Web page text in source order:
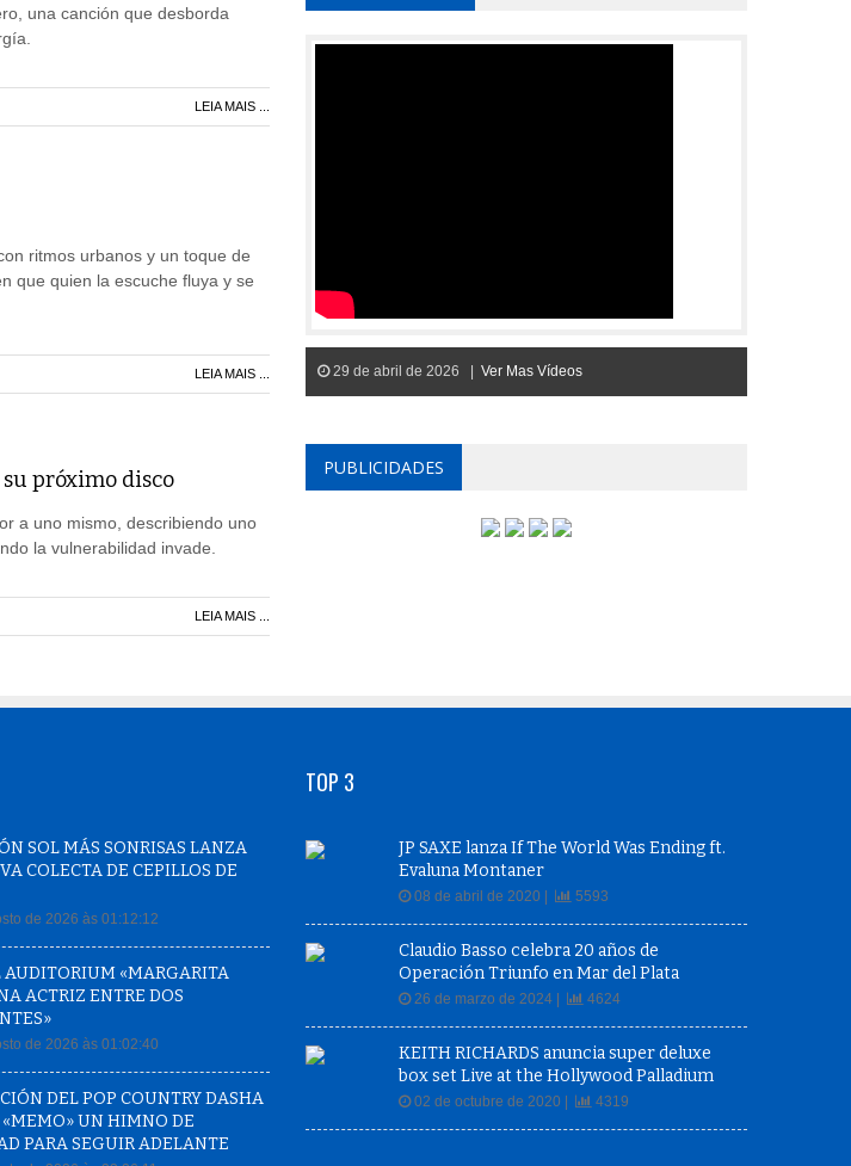
una canción que desborda
LEIA MAIS ...
ritmos urbanos y un toque de
que quien la escuche fluya y se
LEIA MAIS ...
próximo disco
a uno mismo, describiendo uno
la vulnerabilidad invade.
LEIA MAIS ...
29 de abril de 2026 | Ver Mas Vídeos
PUBLICIDADES
SOL MÁS SONRISAS LANZA
COLECTA DE CEPILLOS DE
de 2026 às 01:12:12
AUDITORIUM «MARGARITA
ACTRIZ ENTRE DOS
de 2026 às 01:02:40
DEL POP COUNTRY DASHA
«MEMO» UN HIMNO DE
PARA SEGUIR ADELANTE
TOP 3
JP SAXE lanza If The World Was Ending ft.
Evaluna Montaner
08 de abril de 2020 | 5593
Claudio Basso celebra 20 años de
Operación Triunfo en Mar del Plata
26 de marzo de 2024 | 4624
KEITH RICHARDS anuncia super deluxe
box set Live at the Hollywood Palladium
02 de octubre de 2020 | 4319